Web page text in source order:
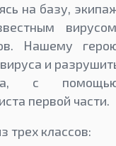
на базу,
Нашему
и
с
первой части.
трех классов: